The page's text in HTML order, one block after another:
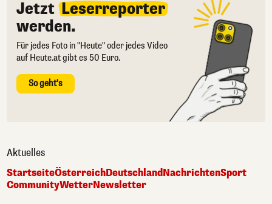
Jetzt Leserreporter
werden.
Für jedes Foto in "Heute" oder jedes Video
auf Heute.at gibt es 50 Euro.
So geht's
Aktuelles
StartseiteÖsterreichDeutschlandNachrichtenSport
CommunityWetterNewsletter